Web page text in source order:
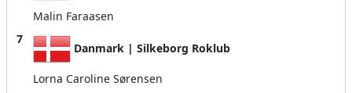
Malin Faraasen
7
Danmark | Silkeborg Roklub
Lorna Caroline Sørensen